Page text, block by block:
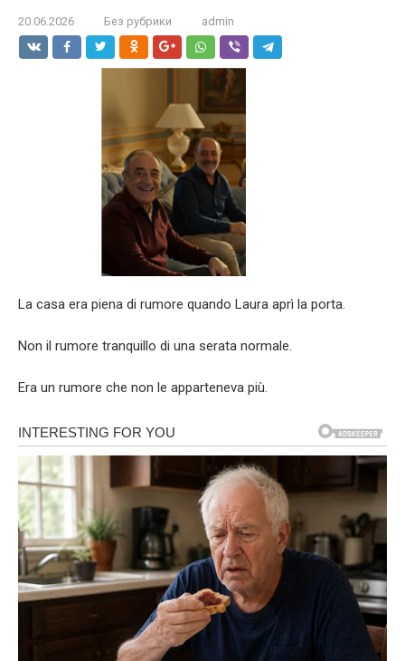
20.06.2026 Без рубрики admin
La casa era piena di rumore quando Laura aprì la porta.
Non il rumore tranquillo di una serata normale.
Era un rumore che non le apparteneva più.